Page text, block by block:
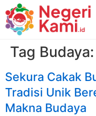
Tag Budaya:
Sekura Cakak
Tradisi Unik
Makna Budaya